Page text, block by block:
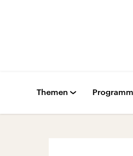
Themen Programm